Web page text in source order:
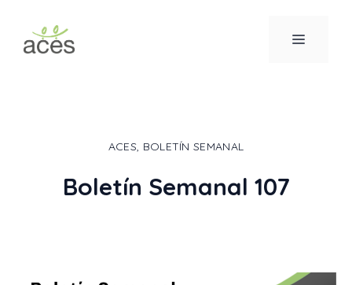
contenido
MENÚ
ACES, BOLETÍN SEMANAL
Boletín Semanal 107